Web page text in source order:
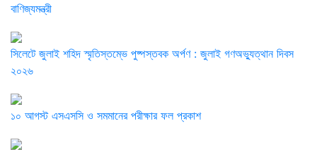
বাণিজ্যমন্ত্রী
সিলেটে জুলাই শহিদ স্মৃতিস্তম্ভে পুষ্পস্তবক অর্পণ : জুলাই গণঅভ্যুত্থান দিবস
২০২৬
১০ আগস্ট এসএসসি ও সমমানের পরীক্ষার ফল প্রকাশ